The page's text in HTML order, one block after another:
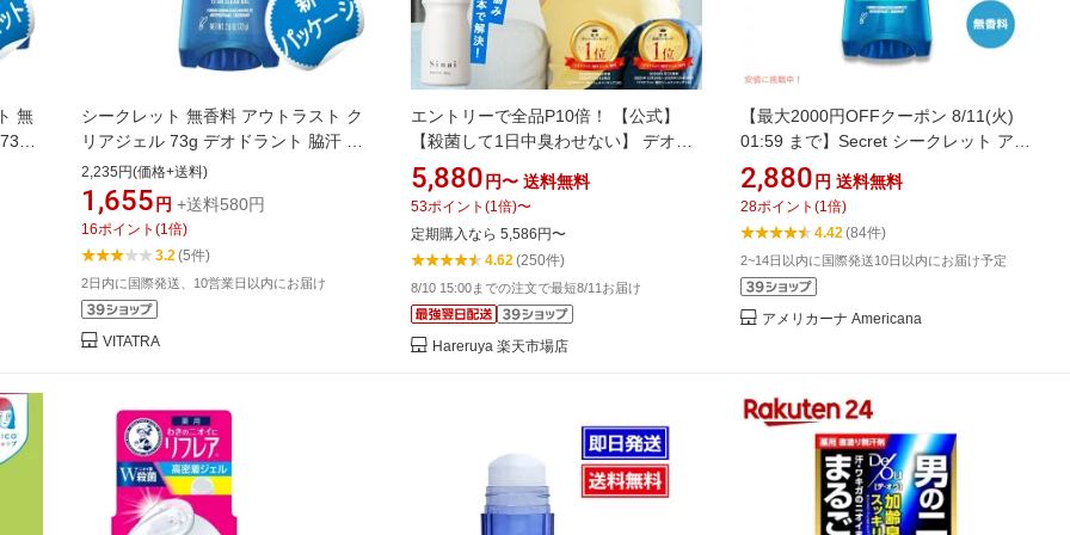
無
シークレット 無香料 アウトラスト ク
リアジェル 73g デオドラント 脇汗 消
臭 汗 オールドスパイス 制汗剤 ワキガ
【Secret Out Last Sweat & Odor
Deodorant Unscented 2.6oz】
2,235円(価格+送料)
1,655 円 +送料580円
16ポイント (1倍)
3.2(5件)
2日内に国際発送、10営業日以内にお届け
VITATRA
エントリーで全品P10倍！ 【公式】
【殺菌して1日中臭わせない】 デオド
ラント 強力 スティック Sinai シナイ
しない 30ml わきが ワキガ HAN.d ｜
医薬部外品 ワキガ対策 制汗 デオドラ
ントジェル 汗対策 制汗剤 ジェル ロー
ルオン 直塗り 脇汗 即効
5,880 円〜 送料無料
53ポイント (1倍)〜
定期購入なら 5,586円〜
4.62(250件)
8/10 15:00までの注文で最短8/11お届け
Hareruya 楽天市場店
【最大2000円OFFクーポン 8/11(火)
01:59 まで】Secret シークレット アウ
トラスト クリアジェル 無香料 73g デ
オドラント ジェルタイプ 海外製 ボデ
ィケア
2,880 円 送料無料
28ポイント (1倍)
4.42(84件)
2~14日以内に国際発送10日以内にお届け予定
アメリカーナ Americana